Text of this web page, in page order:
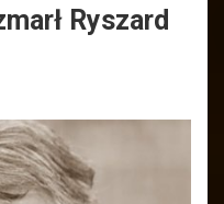
Ryszard